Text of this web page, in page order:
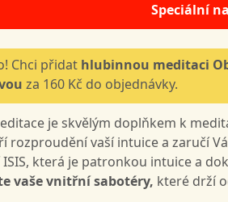
Speciální
Chci přidat hlubinnou meditaci
za 160 Kč do objednávky.
je skvělým doplňkem k
rozproudění vaší intuice a zaručí
která je patronkou intuice a
vaše vnitřní sabotéry, které drží